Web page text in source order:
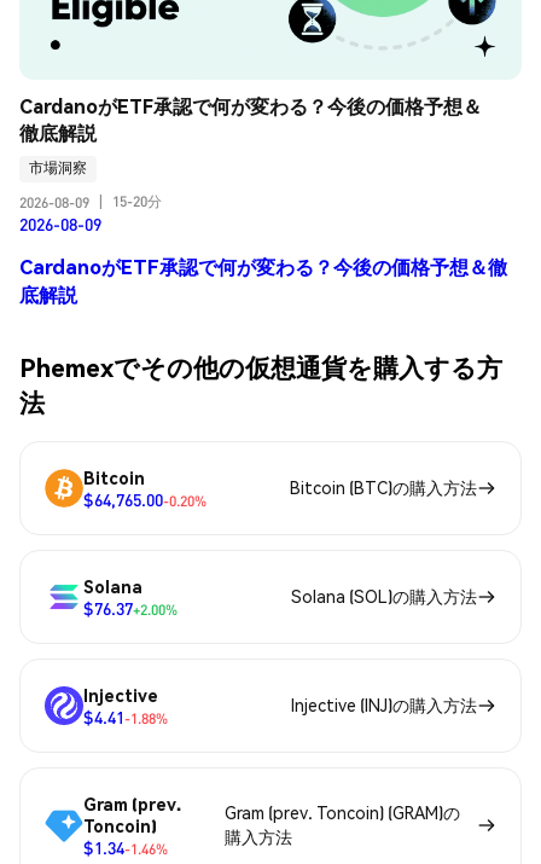
CardanoがETF承認で何が変わる？今後の価格予想＆
徹底解説
市場洞察
2026-08-09
15-20分
2026-08-09
CardanoがETF承認で何が変わる？今後の価格予想＆徹
底解説
Phemexでその他の仮想通貨を購入する方
法
Bitcoin
$64,765.00-0.20%
Bitcoin (BTC)の購入方法
Solana
$76.37+2.00%
Solana (SOL)の購入方法
Injective
$4.41-1.88%
Injective (INJ)の購入方法
Gram (prev.
Toncoin)
$1.34-1.46%
Gram (prev. Toncoin) (GRAM)の
購入方法